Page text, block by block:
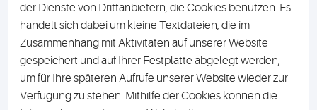
der Dienste von Drittanbietern, die Cookies benutzen. Es
handelt sich dabei um kleine Textdateien, die im
Zusammenhang mit Aktivitäten auf unserer Website
gespeichert und auf Ihrer Festplatte abgelegt werden,
um für Ihre späteren Aufrufe unserer Website wieder zur
Verfügung zu stehen. Mithilfe der Cookies können die